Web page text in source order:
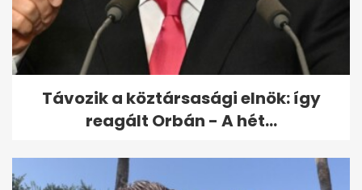
Példátlan részletességű fotók
készültek a Napról, két...
Távozik a köztársasági elnök: így
reagált Orbán - A hét...